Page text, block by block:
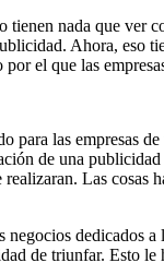
nada que ver
Ahora, eso
el que las
para las empresas
de una
Las
negocios dedicados
de triunfar. Esto